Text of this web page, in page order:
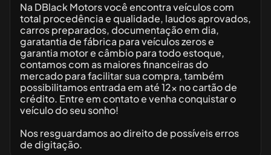
Na DBlack Motors você encontra veículos com
total procedência e qualidade, laudos aprovados,
carros preparados, documentação em dia,
garatantia de fábrica para veículos zeros e
garantia motor e câmbio para todo estoque,
contamos com as maiores financeiras do
mercado para facilitar sua compra, também
possibilitamos entrada em até 12x no cartão de
crédito. Entre em contato e venha conquistar o
veículo do seu sonho!
Nos resguardamos ao direito de possíveis erros
de digitação.